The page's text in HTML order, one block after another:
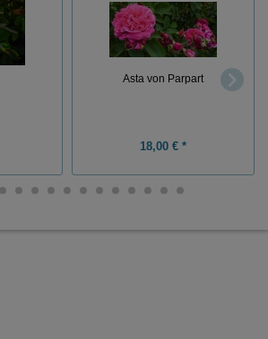
Asta von Parpart
18,00 € *